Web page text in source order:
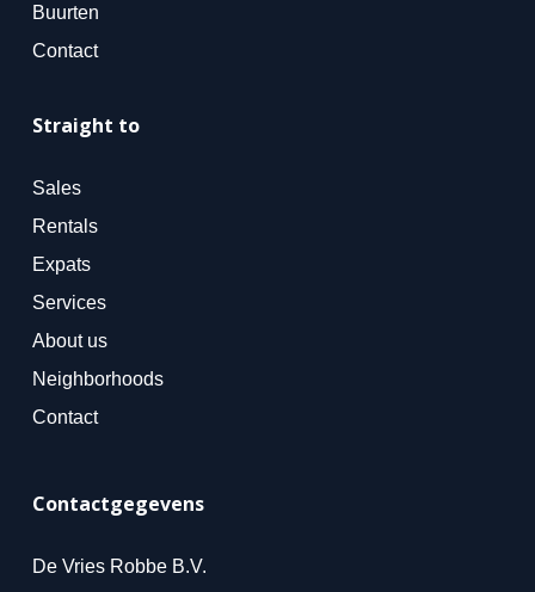
Buurten
Contact
Straight to
Sales
Rentals
Expats
Services
About us
Neighborhoods
Contact
Contactgegevens
De Vries Robbe B.V.